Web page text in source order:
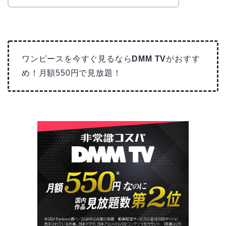
ワンピースを今すぐ見るなら DMM TVがおすす
め！月額550円で見放題！